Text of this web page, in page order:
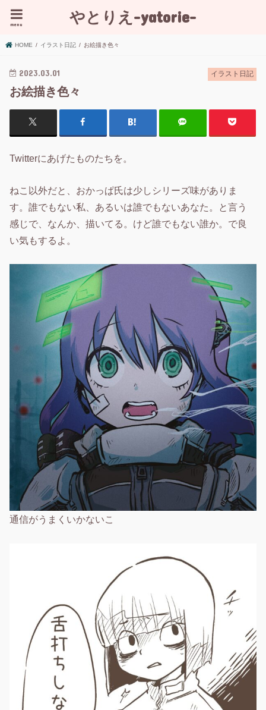
やとりえ-yatorie-
menu
HOME イラスト日記 お絵描き色々
イラスト日記
2023.03.01
お絵描き色々
Twitterにあげたものたちを。
ねこ以外だと、おかっぱ氏は少しシリーズ味がありま
す。誰でもない私、あるいは誰でもないあなた。と言う
感じで、なんか、描いてる。けど誰でもない誰か。で良
い気もするよ。
通信がうまくいかないこ